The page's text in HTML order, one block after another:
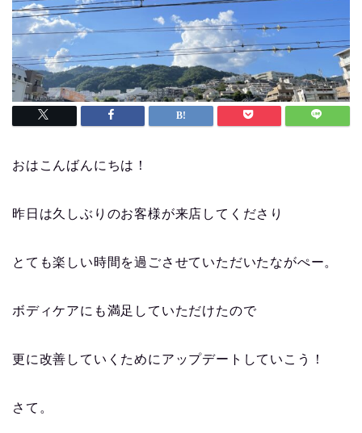
おはこんばんにちは！
昨日は久しぶりのお客様が来店してくださり
とても楽しい時間を過ごさせていただいたながぺー。
ボディケアにも満足していただけたので
更に改善していくためにアップデートしていこう！
さて。